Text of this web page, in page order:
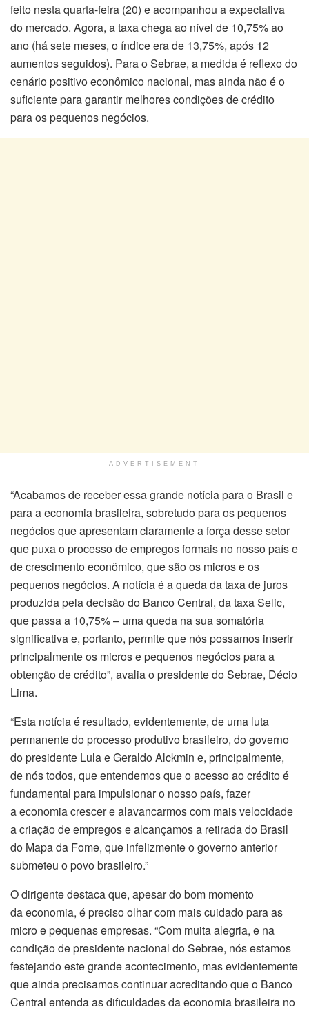
feito nesta quarta-feira (20) e acompanhou a expectativa
do mercado. Agora, a taxa chega ao nível de 10,75% ao
ano (há sete meses, o índice era de 13,75%, após 12
aumentos seguidos). Para o Sebrae, a medida é reflexo do
cenário positivo econômico nacional, mas ainda não é o
suficiente para garantir melhores condições de crédito
para os pequenos negócios.
ADVERTISEMENT
“Acabamos de receber essa grande notícia para o Brasil e
para aeconomiabrasileira, sobretudo para os pequenos
negócios que apresentam claramente a força desse setor
que puxa o processo de empregos formais no nosso país e
de crescimento econômico, que são os micros e os
pequenos negócios. A notícia é a queda da taxa de juros
produzida pela decisão do Banco Central, da taxa Selic,
que passa a 10,75% – uma queda na sua somatória
significativa e, portanto, permite que nós possamos inserir
principalmente os micros e pequenos negócios para a
obtenção de crédito”, avalia o presidente do Sebrae, Décio
Lima.
“Esta notícia é resultado, evidentemente, de uma luta
permanente do processo produtivo brasileiro, do governo
do presidente Lula e Geraldo Alckmin e, principalmente,
de nós todos, que entendemos que o acesso ao crédito é
fundamental para impulsionar o nosso país, fazer
aeconomiacrescer e alavancarmos com mais velocidade
a criação de empregos e alcançamos a retirada do Brasil
do Mapa da Fome, que infelizmente o governo anterior
submeteu o povo brasileiro.”
O dirigente destaca que, apesar do bom momento
daeconomia, é preciso olhar com mais cuidado para as
micro e pequenas empresas. “Com muita alegria, e na
condição de presidente nacional do Sebrae, nós estamos
festejando este grande acontecimento, mas evidentemente
que ainda precisamos continuar acreditando que o Banco
Central entenda as dificuldades daeconomiabrasileira no